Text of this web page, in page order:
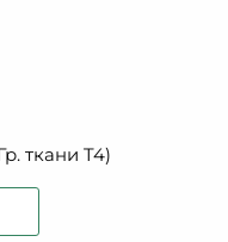
ткани T4)